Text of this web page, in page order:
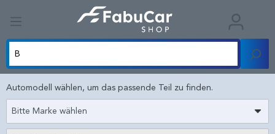
Automodell wählen, um das passende Teil zu finden.
Bitte Marke wählen